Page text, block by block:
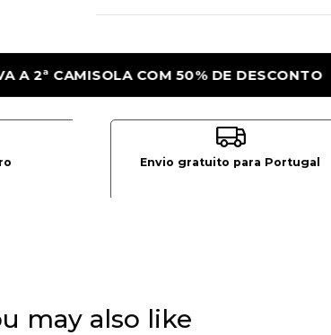
LEVA A 2ª CAMISOLA COM
Envio gratuito para Portugal
may also like